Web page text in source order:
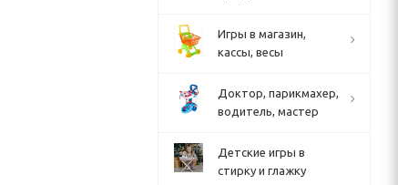
Игры в магазин,
кассы, весы
Доктор, парикмахер,
водитель, мастер
Детские игры в
стирку и глажку